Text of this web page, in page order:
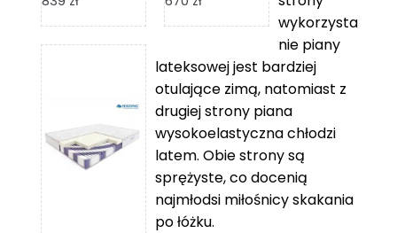
od
839 zł
5
119 zł
do
670 zł
wykorzysta
nie piany
lateksowej jest bardziej
otulające zimą, natomiast z
drugiej strony piana
wysokoelastyczna chłodzi
latem. Obie strony są
sprężyste, co docenią
najmłodsi miłośnicy skakania
po łóżku.